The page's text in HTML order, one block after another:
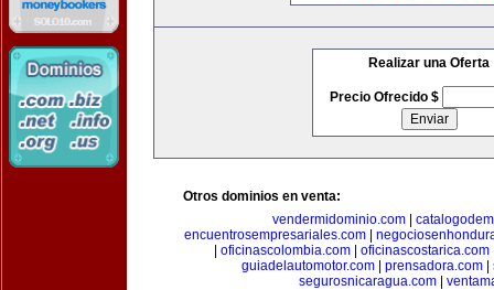
Realizar una Oferta
Precio Ofrecido $
Otros dominios en venta:
vendermidominio.com|
encuentrosempresariales.com|
oficinascolombia.com| oficinascostarica.com
guiadelautomotor.com
prensadora.com
segurosnicaragua.com